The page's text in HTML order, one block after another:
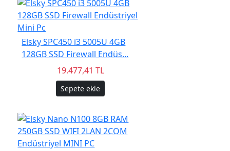
Elsky SPC450 i3 5005U 4GB
128GB SSD Firewall Endüs...
19.477,41 TL
Sepete ekle